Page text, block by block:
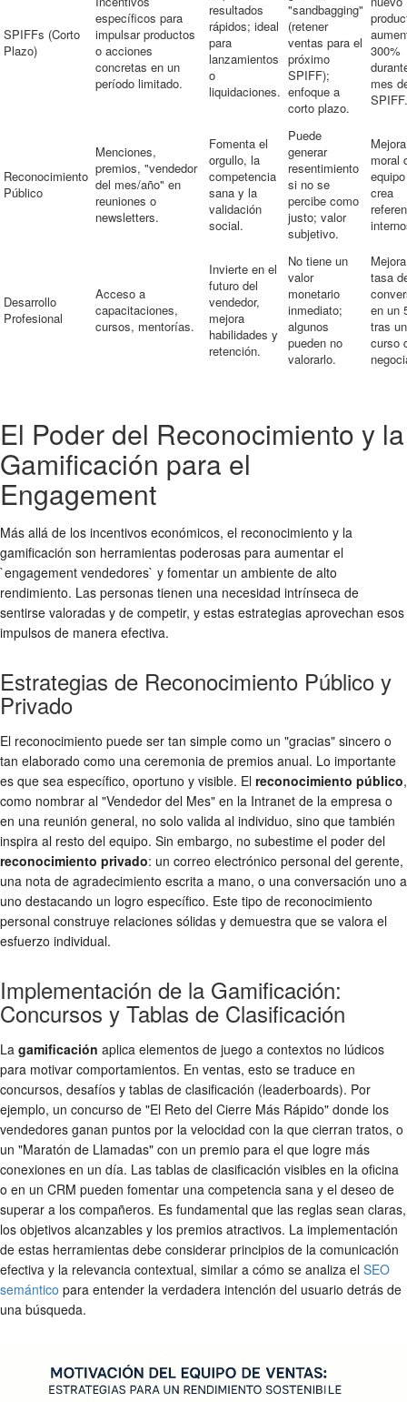
SPIFFs (Corto
Plazo)
específicos para
impulsar productos
o acciones
concretas en un
período limitado.
resultados
rápidos; ideal
para
lanzamientos
o
liquidaciones.
"sandbagging"
(retener
ventas para el
próximo
SPIFF);
enfoque a
corto plazo.
300%
mes
SPIFF.
Reconocimiento
Público
Menciones,
premios, "vendedor
del mes/año" en
reuniones o
newsletters.
Fomenta el
orgullo, la
competencia
sana y la
validación
social.
Puede
generar
resentimiento
si no se
percibe como
justo; valor
subjetivo.
moral
crea
Desarrollo
Profesional
Acceso a
capacitaciones,
cursos, mentorías.
Invierte en el
futuro del
vendedor,
mejora
habilidades y
retención.
No tiene un
valor
monetario
inmediato;
algunos
pueden no
valorarlo.
tasa
en un
tras un
curso
El Poder del Reconocimiento y la
Gamificación para el
Engagement
Más allá de los incentivos económicos, el reconocimiento y la
gamificación son herramientas poderosas para aumentar el
`engagement vendedores` y fomentar un ambiente de alto
rendimiento. Las personas tienen una necesidad intrínseca de
sentirse valoradas y de competir, y estas estrategias aprovechan esos
impulsos de manera efectiva.
Estrategias de Reconocimiento Público y
Privado
El reconocimiento puede ser tan simple como un "gracias" sincero o
tan elaborado como una ceremonia de premios anual. Lo importante
es que sea específico, oportuno y visible. El reconocimiento público,
como nombrar al "Vendedor del Mes" en la Intranet de la empresa o
en una reunión general, no solo valida al individuo, sino que también
inspira al resto del equipo. Sin embargo, no subestime el poder del
reconocimiento privado: un correo electrónico personal del gerente,
una nota de agradecimiento escrita a mano, o una conversación uno a
uno destacando un logro específico. Este tipo de reconocimiento
personal construye relaciones sólidas y demuestra que se valora el
esfuerzo individual.
Implementación de la Gamificación:
Concursos y Tablas de Clasificación
La gamificación aplica elementos de juego a contextos no lúdicos
para motivar comportamientos. En ventas, esto se traduce en
concursos, desafíos y tablas de clasificación (leaderboards). Por
ejemplo, un concurso de "El Reto del Cierre Más Rápido" donde los
vendedores ganan puntos por la velocidad con la que cierran tratos, o
un "Maratón de Llamadas" con un premio para el que logre más
conexiones en un día. Las tablas de clasificación visibles en la oficina
o en un CRM pueden fomentar una competencia sana y el deseo de
superar a los compañeros. Es fundamental que las reglas sean claras,
los objetivos alcanzables y los premios atractivos. La implementación
de estas herramientas debe considerar principios de la comunicación
efectiva y la relevancia contextual, similar a cómo se analiza el SEO
semántico para entender la verdadera intención del usuario detrás de
una búsqueda.